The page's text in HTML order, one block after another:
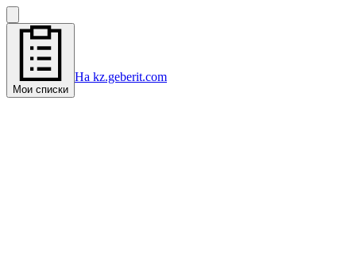
Мои списки
На kz.geberit.com